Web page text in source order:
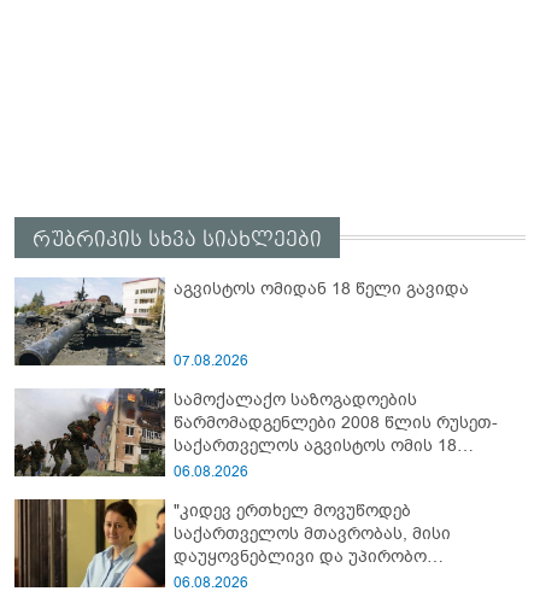
რუბრიკის სხვა სიახლეები
აგვისტოს ომიდან 18 წელი გავიდა
07.08.2026
სამოქალაქო საზოგადოების
წარმომადგენლები 2008 წლის რუსეთ-
საქართველოს აგვისტოს ომის 18
წლისთავთან დაკავშირებით ერთობლივ
06.08.2026
"კიდევ ერთხელ მოვუწოდებ
საქართველოს მთავრობას, მისი
დაუყოვნებლივი და უპირობო
გათავისუფლებისკენ" - რას წერს ეუთო-ს
06.08.2026